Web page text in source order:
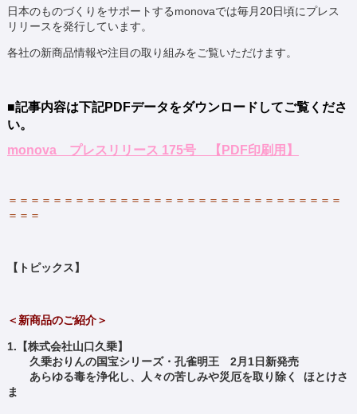
日本のものづくりをサポートするmonovaでは毎月20日頃にプレス
リリースを発行しています。
各社の新商品情報や注目の取り組みをご覧いただけます。
■記事内容は下記PDFデータをダウンロードしてご覧くださ
い。
monova プレスリリース 175号 【PDF印刷用】
＝＝＝＝＝＝＝＝＝＝＝＝＝＝＝＝＝＝＝＝＝＝＝＝＝＝＝＝＝＝
＝＝＝
【トピックス】
＜新商品のご紹介＞
1.【株式会社山口久乗】
久乗おりんの国宝シリーズ・孔雀明王 2月1日新発売
あらゆる毒を浄化し、人々の苦しみや災厄を取り除く ほとけさ
ま